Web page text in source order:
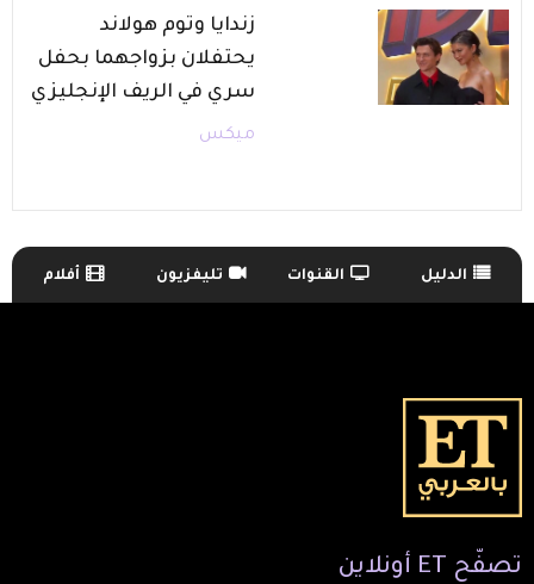
زندايا وتوم هولاند
يحتفلان بزواجهما بحفل
سري في الريف الإنجليزي
ميكس
TV Guide Menu الدليل القنوات تليفزيون أفلام
تصفّح ET أونلاين